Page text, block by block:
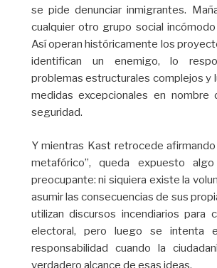
se pide denunciar inmigrantes.
cualquier otro grupo social
Así operan históricamente los
identifican un enemigo, lo
problemas estructurales complejos y
medidas excepcionales en nombre
seguridad.
Y mientras Kast retrocede
metafórico”, queda expuesto
preocupante: ni siquiera existe la
asumir las consecuencias de sus
utilizan discursos incendiarios para
electoral, pero luego se intenta
responsabilidad cuando la
verdadero alcance de esas ideas.